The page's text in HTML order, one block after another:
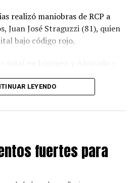
realizó maniobras de RCP a
Juan José Straguzzi (81), quien
bajo código rojo.
despejar en Lamadrid y
not supported or source(s)
wp-
LEYENDO
fuertes para